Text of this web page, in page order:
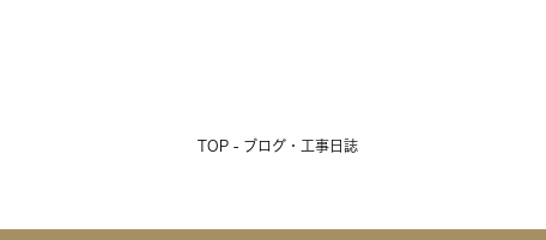
TOP - ブログ・工事日誌